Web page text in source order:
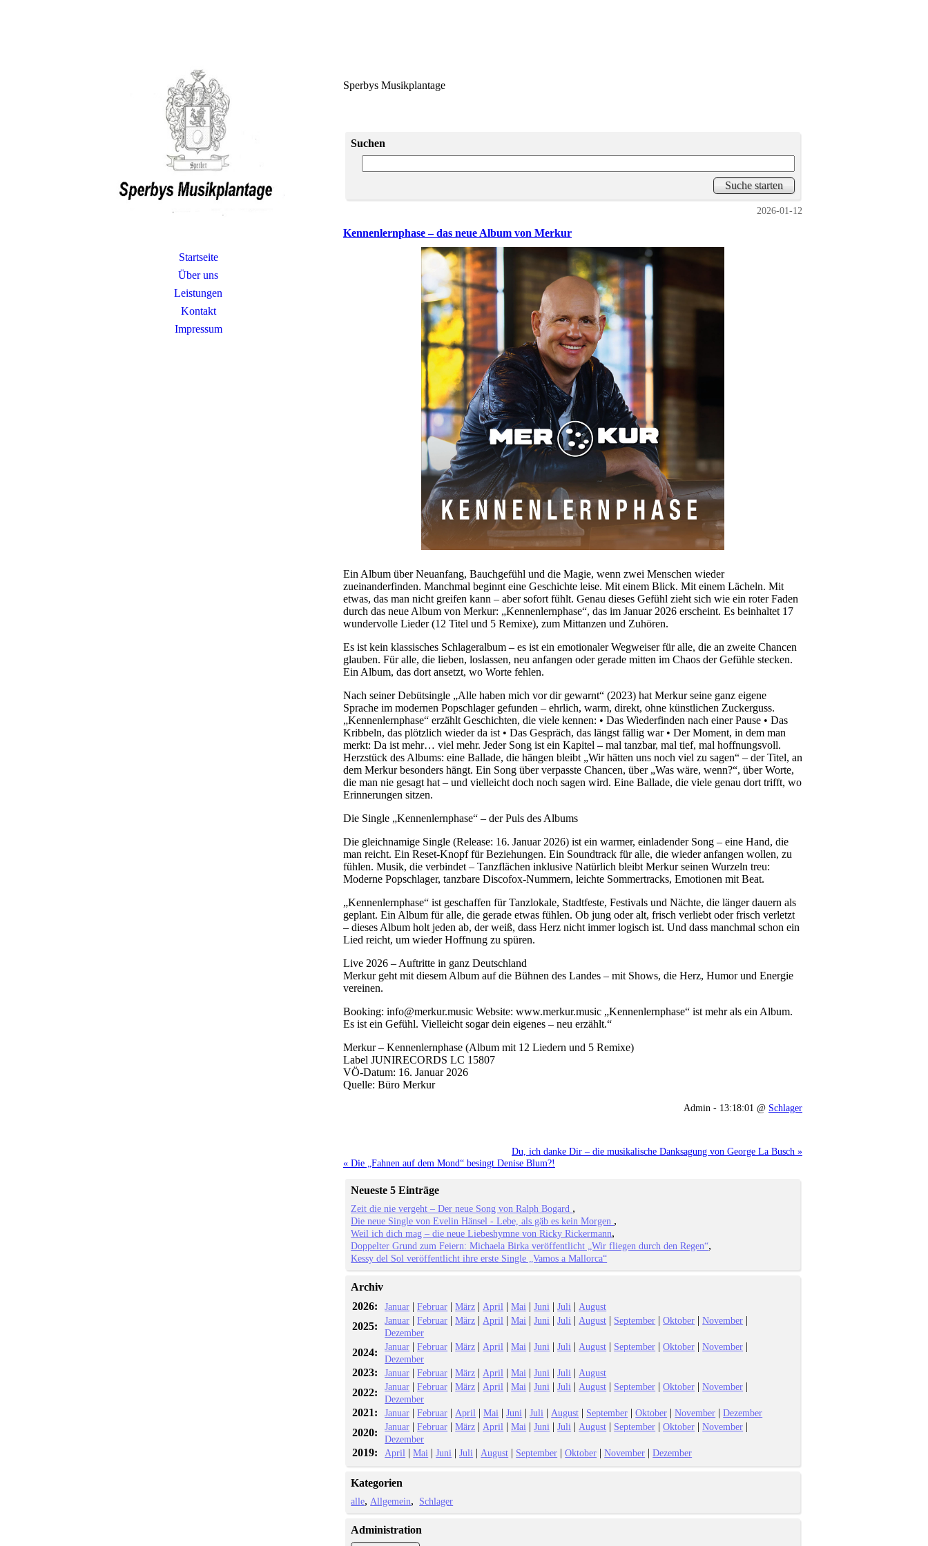
Startseite
Über uns
Leistungen
Kontakt
Impressum
Sperbys Musikplantage
Suchen
2026-01-12
Kennenlernphase – das neue Album von Merkur
Ein Album über Neuanfang, Bauchgefühl und die Magie, wenn zwei Menschen wieder
zueinanderfinden. Manchmal beginnt eine Geschichte leise. Mit einem Blick. Mit einem Lächeln. Mit
etwas, das man nicht greifen kann – aber sofort fühlt. Genau dieses Gefühl zieht sich wie ein roter Faden
durch das neue Album von Merkur: „Kennenlernphase“, das im Januar 2026 erscheint. Es beinhaltet 17
wundervolle Lieder (12 Titel und 5 Remixe), zum Mittanzen und Zuhören.
Es ist kein klassisches Schlageralbum – es ist ein emotionaler Wegweiser für alle, die an zweite Chancen
glauben. Für alle, die lieben, loslassen, neu anfangen oder gerade mitten im Chaos der Gefühle stecken.
Ein Album, das dort ansetzt, wo Worte fehlen.
Nach seiner Debütsingle „Alle haben mich vor dir gewarnt“ (2023) hat Merkur seine ganz eigene
Sprache im modernen Popschlager gefunden – ehrlich, warm, direkt, ohne künstlichen Zuckerguss.
„Kennenlernphase“ erzählt Geschichten, die viele kennen: • Das Wiederfinden nach einer Pause • Das
Kribbeln, das plötzlich wieder da ist • Das Gespräch, das längst fällig war • Der Moment, in dem man
merkt: Da ist mehr… viel mehr. Jeder Song ist ein Kapitel – mal tanzbar, mal tief, mal hoffnungsvoll.
Herzstück des Albums: eine Ballade, die hängen bleibt „Wir hätten uns noch viel zu sagen“ – der Titel, an
dem Merkur besonders hängt. Ein Song über verpasste Chancen, über „Was wäre, wenn?“, über Worte,
die man nie gesagt hat – und vielleicht doch noch sagen wird. Eine Ballade, die viele genau dort trifft, wo
Erinnerungen sitzen.
Die Single „Kennenlernphase“ – der Puls des Albums
Die gleichnamige Single (Release: 16. Januar 2026) ist ein warmer, einladender Song – eine Hand, die
man reicht. Ein Reset-Knopf für Beziehungen. Ein Soundtrack für alle, die wieder anfangen wollen, zu
fühlen. Musik, die verbindet – Tanzflächen inklusive Natürlich bleibt Merkur seinen Wurzeln treu:
Moderne Popschlager, tanzbare Discofox-Nummern, leichte Sommertracks, Emotionen mit Beat.
„Kennenlernphase“ ist geschaffen für Tanzlokale, Stadtfeste, Festivals und Nächte, die länger dauern als
geplant. Ein Album für alle, die gerade etwas fühlen. Ob jung oder alt, frisch verliebt oder frisch verletzt
– dieses Album holt jeden ab, der weiß, dass Herz nicht immer logisch ist. Und dass manchmal schon ein
Lied reicht, um wieder Hoffnung zu spüren.
Live 2026 – Auftritte in ganz Deutschland
Merkur geht mit diesem Album auf die Bühnen des Landes – mit Shows, die Herz, Humor und Energie
vereinen.
Booking: info@merkur.music Website: www.merkur.music „Kennenlernphase“ ist mehr als ein Album.
Es ist ein Gefühl. Vielleicht sogar dein eigenes – neu erzählt.“
Merkur – Kennenlernphase (Album mit 12 Liedern und 5 Remixe)
Label JUNIRECORDS LC 15807
VÖ-Datum: 16. Januar 2026
Quelle: Büro Merkur
Admin - 13:18:01 @ Schlager
Du, ich danke Dir – die musikalische Danksagung von George La Busch »
« Die „Fahnen auf dem Mond“ besingt Denise Blum?!
Neueste 5 Einträge
Zeit die nie vergeht – Der neue Song von Ralph Bogard
Die neue Single von Evelin Hänsel - Lebe, als gäb es kein Morgen
Weil ich dich mag – die neue Liebeshymne von Ricky Rickermann
Doppelter Grund zum Feiern: Michaela Birka veröffentlicht „Wir fliegen durch den Regen“
Kessy del Sol veröffentlicht ihre erste Single „Vamos a Mallorca“
Archiv
2026:
Januar |Februar |März | April |Mai |Juni |Juli | August
2025: Januar |Februar |März | April |Mai |Juni |Juli | August | September |Oktober |November |
Dezember
2024: Januar |Februar |März | April |Mai |Juni |Juli | August | September |Oktober |November |
Dezember
2023: Januar |Februar |März | April |Mai |Juni |Juli | August
2022: Januar |Februar |März | April |Mai |Juni |Juli | August | September |Oktober |November |
Dezember
2021: Januar |Februar | April |Mai |Juni |Juli | August | September |Oktober |November |Dezember
2020: Januar |Februar |März | April |Mai |Juni |Juli | August | September |Oktober |November |
Dezember
2019: April |Mai |Juni |Juli | August | September |Oktober |November |Dezember
Kategorien
alle Allgemein Schlager
Administration